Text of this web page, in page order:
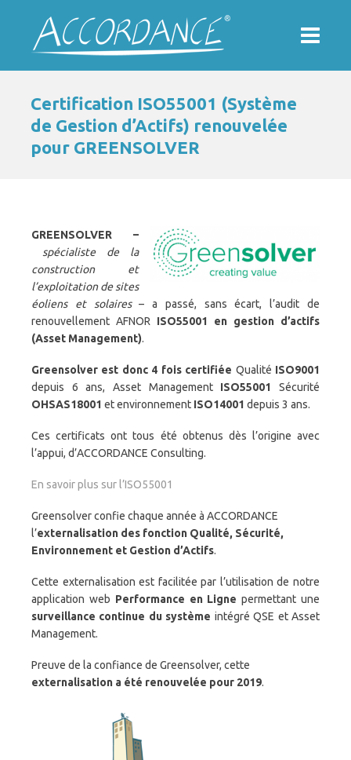
Certification ISO55001 (Système
de Gestion d’Actifs) renouvelée
pour GREENSOLVER
GREENSOLVER –
spécialiste de la
construction et
l’exploitation de sites
éoliens et solaires– a passé, sans écart, l’audit de
renouvellement AFNOR ISO55001 en gestion d’actifs
(Asset Management).
Greensolver est donc 4 fois certifiée Qualité ISO9001
depuis 6 ans, Asset Management ISO55001 Sécurité
OHSAS18001 et environnement ISO14001 depuis 3 ans.
Ces certificats ont tous été obtenus dès l’origine avec
l’appui, d’ACCORDANCE Consulting.
En savoir plus sur l’ISO55001
Greensolver confie chaque année à ACCORDANCE
l’externalisation des fonction Qualité, Sécurité,
Environnement et Gestion d’Actifs.
Cette externalisation est facilitée par l’utilisation de notre
application web Performance en Ligne permettant une
surveillance continue du système intégré QSE et Asset
Management.
Preuve de la confiance de Greensolver, cette
externalisation a été renouvelée pour 2019.